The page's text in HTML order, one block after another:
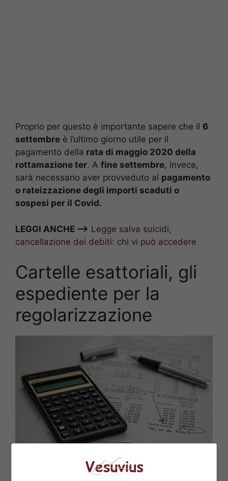
Proprio per questo è importante sapere che il 6
settembre è l’ultimo giorno utile per il
pagamento della rata di maggio 2020 della
rottamazione ter. A fine settembre, invece,
sarà necessario aver provveduto al pagamento
o rateizzazione degli importi scaduti o
sospesi per il Covid.
LEGGI ANCHE —> Legge salva suicidi,
cancellazione dei debiti: chi vi può accedere
Cartelle esattoriali, gli
espediente per la
regolarizzazione